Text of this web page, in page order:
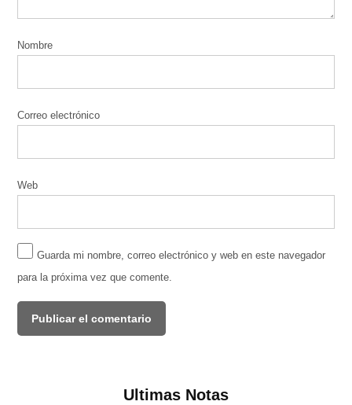
Nombre
Correo electrónico
Web
Guarda mi nombre, correo electrónico y web en este navegador
para la próxima vez que comente.
Ultimas Notas